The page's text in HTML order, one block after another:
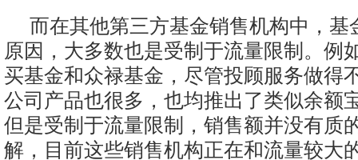
而在其他第三方基金销售机构中，基
原因，大多数也是受制于流量限制。例
买基金和众禄基金，尽管投顾服务做得
公司产品也很多，也均推出了类似余额
但是受制于流量限制，销售额并没有质
解，目前这些销售机构正在和流量较大